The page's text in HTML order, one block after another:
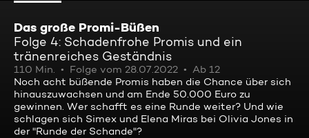
Das große Promi-Büßen
Folge 4: Schadenfrohe Promis und ein
tränenreiches Geständnis
110 Min. Folge vom 28.07.2022
Ab 12
Noch acht büßende Promis haben die Chance über sich
hinauszuwachsen und am Ende 50.000 Euro zu
gewinnen. Wer schafft es eine Runde weiter? Und wie
schlagen sich Simex und Elena Miras bei Olivia Jones in
der "Runde der Schande"?